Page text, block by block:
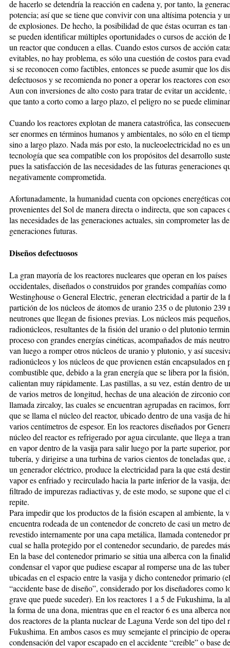
de hacerlo se detendría la reacción en cadena y, por tanto, la
potencia; así que se tiene que convivir con una altísima potencia y
de explosiones. De hecho, la posibilidad de que éstas ocurran es
se pueden identificar múltiples oportunidades o cursos de acción de
un reactor que conducen a ellas. Cuando estos cursos de acción
evitables, no hay problema, es sólo una cuestión de costos para
si se reconocen como factibles, entonces se puede asumir que los
defectuosos y se recomienda no poner a operar los reactores con
Aun con inversiones de alto costo para tratar de evitar un accidente,
que tanto a corto como a largo plazo, el peligro no se puede
Cuando los reactores explotan de manera catastrófica, las
ser enormes en términos humanos y ambientales, no sólo en el
sino a largo plazo. Nada más por esto, la nucleoelectricidad no es
tecnología que sea compatible con los propósitos del desarrollo
pues la satisfacción de las necesidades de las futuras generaciones
negativamente comprometida.
Afortunadamente, la humanidad cuenta con opciones energéticas
provenientes del Sol de manera directa o indirecta, que son capaces
las necesidades de las generaciones actuales, sin comprometer las
generaciones futuras.
Diseños defectuosos
La gran mayoría de los reactores nucleares que operan en los países
occidentales, diseñados o construidos por grandes compañías como
Westinghouse o General Electric, generan electricidad a partir de la
partición de los núcleos de átomos de uranio 235 o de plutonio 239
neutrones que llegan de fisiones previas. Los núcleos más pequeños,
radionúcleos, resultantes de la fisión del uranio o del plutonio
proceso con grandes energías cinéticas, acompañados de más
van luego a romper otros núcleos de uranio y plutonio, y así
radionúcleos y los núcleos de que provienen están encapsulados en
combustible que, debido a la gran energía que se libera por la fisión,
calientan muy rápidamente. Las pastillas, a su vez, están dentro de
de varios metros de longitud, hechas de una aleación de zirconio
llamada zircaloy, las cuales se encuentran agrupadas en racimos,
que se llama el núcleo del reactor, ubicado dentro de una vasija de
varios centímetros de espesor. En los reactores diseñados por
núcleo del reactor es refrigerado por agua circulante, que llega a
en vapor dentro de la vasija para salir luego por la parte superior,
tubería, y dirigirse a una turbina de varios cientos de toneladas que,
un generador eléctrico, produce la electricidad para la que está
vapor es enfriado y recirculado hacia la parte inferior de la vasija,
filtrado de impurezas radiactivas y, de este modo, se supone que el
repite.
Para impedir que los productos de la fisión escapen al ambiente, la
encuentra rodeada de un contenedor de concreto de casi un metro
revestido internamente por una capa metálica, llamada contenedor
cual se halla protegido por el contenedor secundario, de paredes
En la base del contenedor primario se sitúa una alberca con la
condensar el vapor que pudiese escapar al romperse una de las
ubicadas en el espacio entre la vasija y dicho contenedor primario
“accidente base de diseño”, considerado por los diseñadores como
grave que puede suceder). En los reactores 1 a 5 de Fukushima, la
la forma de una dona, mientras que en el reactor 6 es una alberca
dos reactores de la planta nuclear de Laguna Verde son del tipo del
Fukushima. En ambos casos es muy semejante el principio de
condensación del vapor escapado en el accidente “creíble” o base